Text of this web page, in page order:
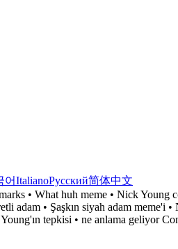
어ItalianoРусский简体中文
• What huh meme • Nick Young
adam • Şaşkın siyah adam meme'i
tepkisi • ne anlama geliyor